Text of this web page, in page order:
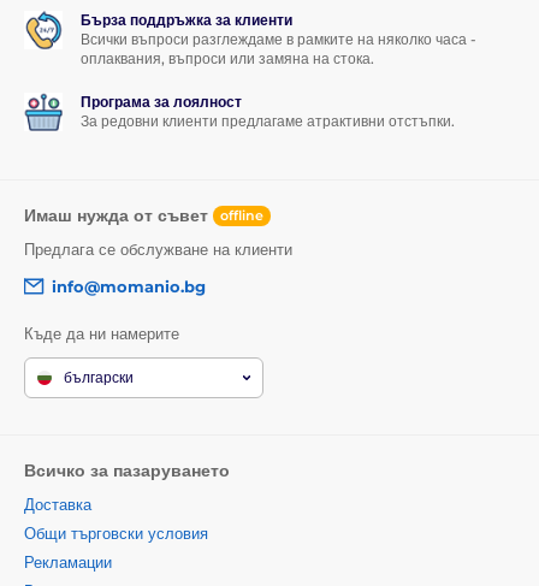
Бърза поддръжка за клиенти
Всички въпроси разглеждаме в рамките на няколко часа -
оплаквания, въпроси или замяна на стока.
Програма за лоялност
За редовни клиенти предлагаме атрактивни отстъпки.
Имаш нужда от съвет offline
Предлага се обслужване на клиенти
info@momanio.bg
Къде да ни намерите
български
Всичко за пазаруването
Доставка
Общи търговски условия
Рекламации